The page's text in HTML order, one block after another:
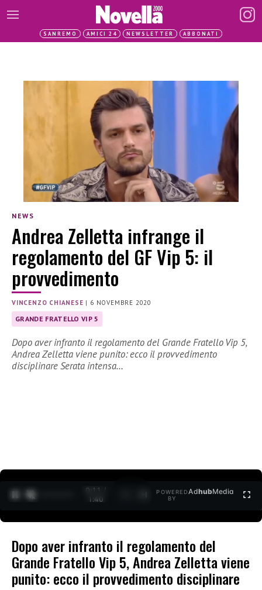
SANREMO AMICI 24 NEWSLETTER ABBONATI
NEWS
Andrea Zelletta infrange il
regolamento del GF Vip 5: il
provvedimento
VINCENZO CHIANESE | 6 NOVEMBRE 2020
GRANDE FRATELLO VIP 5
Dopo aver infranto il regolamento del Grande Fratello Vip 5,
Andrea Zelletta viene punito: ecco il provvedimento
disciplinare Serata intensa…
0:12 /
1:40
POWERED
BY
AdhubMedia
Dopo aver infranto il regolamento del
Grande Fratello Vip 5, Andrea Zelletta viene
punito: ecco il provvedimento disciplinare